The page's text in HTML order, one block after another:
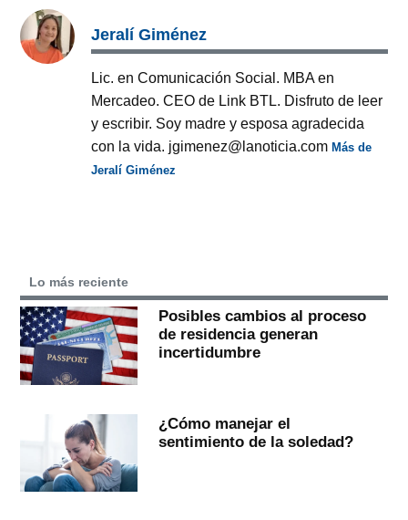
Jeralí Giménez
Lic. en Comunicación Social. MBA en
Mercadeo. CEO de Link BTL. Disfruto de leer
y escribir. Soy madre y esposa agradecida
con la vida. jgimenez@lanoticia.comMás de
Jeralí Giménez
Lo más reciente
Posibles cambios al proceso
de residencia generan
incertidumbre
¿Cómo manejar el
sentimiento de la soledad?